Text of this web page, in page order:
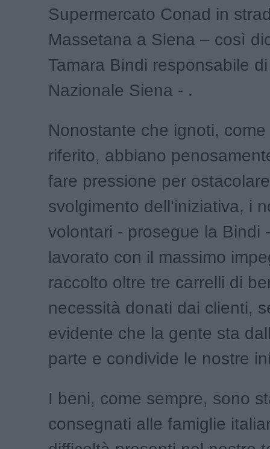
Supermercato Conad in
Massetana a Siena – così
Tamara Bindi responsabile
Nazionale Siena - .
Nonostante che ignoti,
riferito, abbiano
fare pressione per
svolgimento dell’iniziativa, i
volontari - prosegue la Bindi
lavorato con il massimo
raccolto oltre tre carrelli di
necessità donati dai clienti,
evidente che la gente sta
parte e condivide le nostre
I beni, come sempre, sono
consegnati alle famiglie